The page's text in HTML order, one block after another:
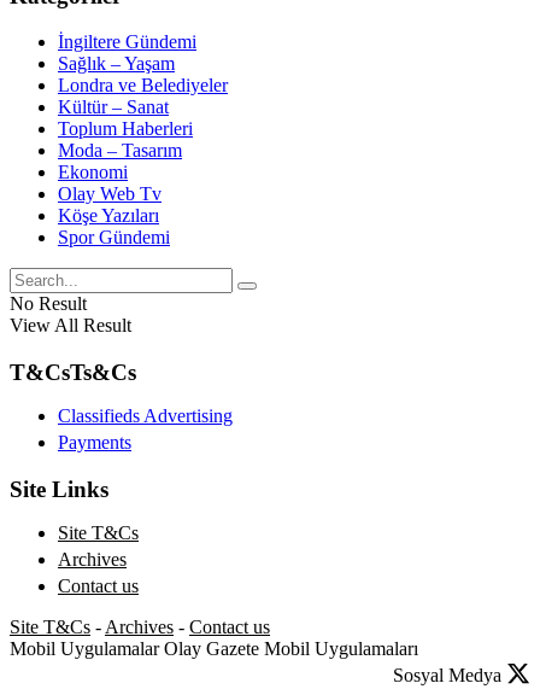
İngiltere Gündemi
Sağlık – Yaşam
Londra ve Belediyeler
Kültür – Sanat
Toplum Haberleri
Moda – Tasarım
Ekonomi
Olay Web Tv
Köşe Yazıları
Spor Gündemi
No Result
View All Result
T&CsTs&Cs
Classifieds Advertising
Payments
Site Links
Site T&Cs
Archives
Contact us
Site T&Cs - Archives - Contact us
Mobil Uygulamalar Olay Gazete Mobil Uygulamaları
Sosyal Medya